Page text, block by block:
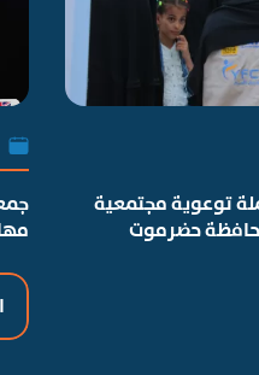
توعوية مجتمعية
حضرموت